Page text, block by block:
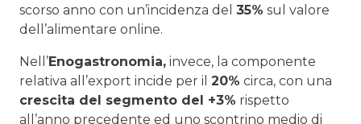
scorso anno con un’incidenza del 35% sul valore
dell’alimentare online.
Nell’Enogastronomia, invece, la componente
relativa all’export incide per il 20% circa, con una
crescita del segmento del +3% rispetto
all’anno precedente ed uno scontrino medio di